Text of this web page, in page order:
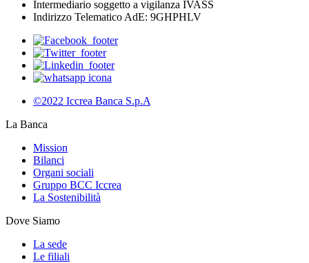
Intermediario soggetto a vigilanza IVASS
Indirizzo Telematico AdE: 9GHPHLV
©2022 Iccrea Banca S.p.A
La Banca
Mission
Bilanci
Organi sociali
Gruppo BCC Iccrea
La Sostenibilità
Dove Siamo
La sede
Le filiali